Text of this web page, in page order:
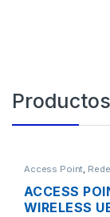
Access Point,
ACCESS
WIRELESS